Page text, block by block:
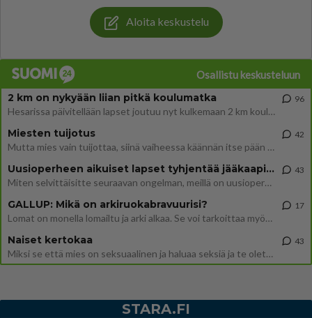
Aloita keskustelu
Osallistu keskusteluun
2 km on nykyään liian pitkä koulumatka
Hesarissa päivitellään lapset joutuu nyt kulkemaan 2 km kouluun jösses. Ruostefillarilla tuo matka menee vaikka miten äk
96
Miesten tuijotus
Mutta mies vain tuijottaa, siinä vaiheessa käännän itse pään pois. Mikä juttu? Yleensä jos joku tuijottaa tai katsoo, hä
42
Uusioperheen aikuiset lapset tyhjentää jääkaapin käydessään
Miten selvittäisitte seuraavan ongelman, meillä on uusioperhe, minulla teini-ikäiset lapset ja puolisolla aikuiset, jotk
43
GALLUP: Mikä on arkiruokabravuurisi?
Lomat on monella lomailtu ja arki alkaa. Se voi tarkoittaa myös sitä, että grillailut on grillattu ja palataan arjen ruo
17
Naiset kertokaa
Miksi se että mies on seksuaalinen ja haluaa seksiä ja te olette hänen mielestänne haluttava on vastenmielistä? Mikä sii
43
STARA.FI